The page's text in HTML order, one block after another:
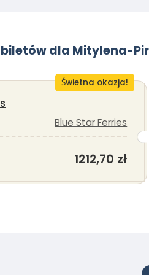
dla Mitylena-
Świetna okazja!
Blue Star Ferries
1212,70 zł